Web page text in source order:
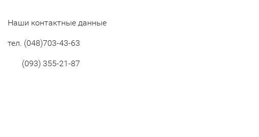
Наши контактные данные
тел. (048)703-43-63
(093) 355-21-87